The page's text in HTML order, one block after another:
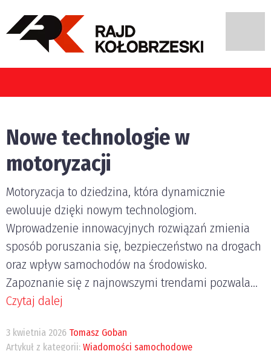
Nowe technologie w
motoryzacji
Motoryzacja to dziedzina, która dynamicznie
ewoluuje dzięki nowym technologiom.
Wprowadzenie innowacyjnych rozwiązań zmienia
sposób poruszania się, bezpieczeństwo na drogach
oraz wpływ samochodów na środowisko.
Zapoznanie się z najnowszymi trendami pozwala...
Czytaj dalej
3 kwietnia 2026 Tomasz Goban
Artykuł z kategorii: Wiadomości samochodowe